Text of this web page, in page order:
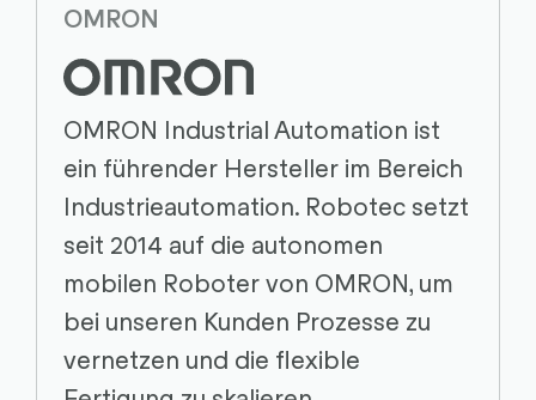
OMRON
OMRON Industrial Automation ist
ein führender Hersteller im Bereich
Industrieautomation. Robotec setzt
seit 2014 auf die autonomen
mobilen Roboter von OMRON, um
bei unseren Kunden Prozesse zu
vernetzen und die flexible